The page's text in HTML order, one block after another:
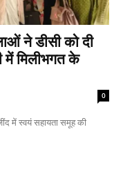
ने डीसी को दी
में मिलीभगत के
0
में स्वयं सहायता समूह की